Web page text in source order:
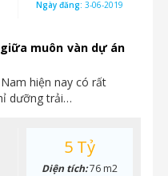
muôn vàn dự án
hiện nay có rất
dưỡng trải…
Ngày đăng: 3-06-2019
5 Tỷ
Diện tích:76 m2